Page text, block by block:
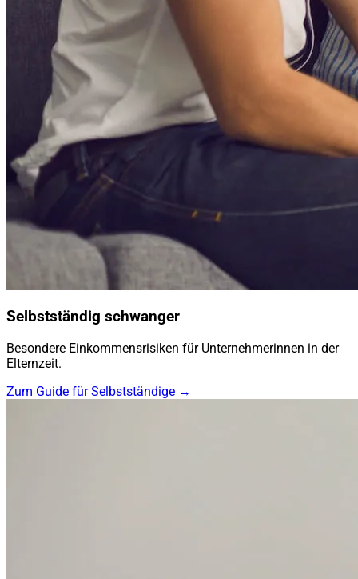
Selbstständig schwanger
Besondere Einkommensrisiken für Unternehmerinnen in der
Elternzeit.
Zum Guide für Selbstständige →